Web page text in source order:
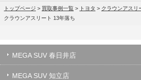
トップページ > 買取事例一覧 > トヨタ > クラウンアスリ
クラウンアスリート 13年落ち
MEGA SUV 春日井店
MEGA SUV 知立店